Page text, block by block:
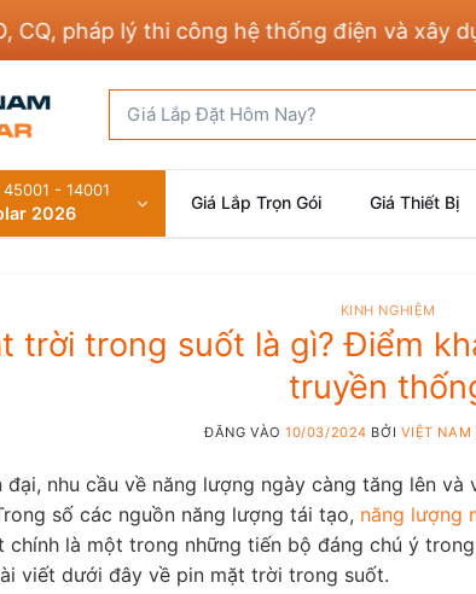
lý thi công hệ thống điện và xây dựng
kiếm:
- 14001
2026 Giá Lắp Trọn Gói Giá Thiết Bị
KINH NGHIỆM
trời trong suốt là gì? Điểm
truyền
ĐĂNG VÀO10/03/2024 BỞI VIỆT NAM
đại, nhu cầu về năng lượng ngày càng tăng lên
số các nguồn năng lượng tái tạo, năng lượng
là một trong những tiến bộ đáng chú ý
viết dưới đây về pin mặt trời trong suốt.